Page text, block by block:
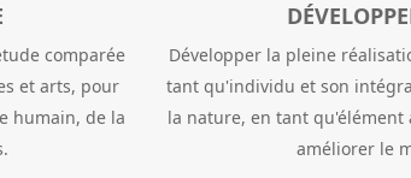
comparée
et arts, pour
humain, de la
Développer la pleine
tant qu'individu et son
la nature, en tant
améliorer le